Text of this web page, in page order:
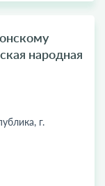
народная
г.